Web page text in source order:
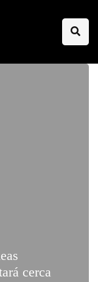
cerca